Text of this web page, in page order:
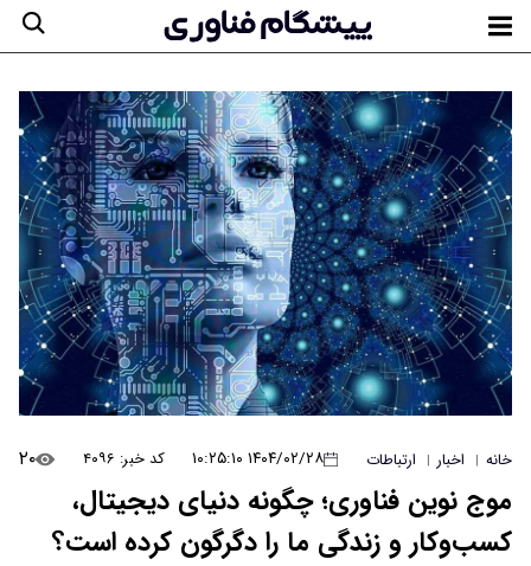
خانه | اخبار | ارتباطات ۱۴۰۴/۰۲/۲۸ ۱۰:۲۵:۱۰ کد خبر: ۴۰۹۶ ۲۰
موج نوین فناوری؛ چگونه دنیای دیجیتال،
کسب‌وکار و زندگی ما را دگرگون کرده است؟